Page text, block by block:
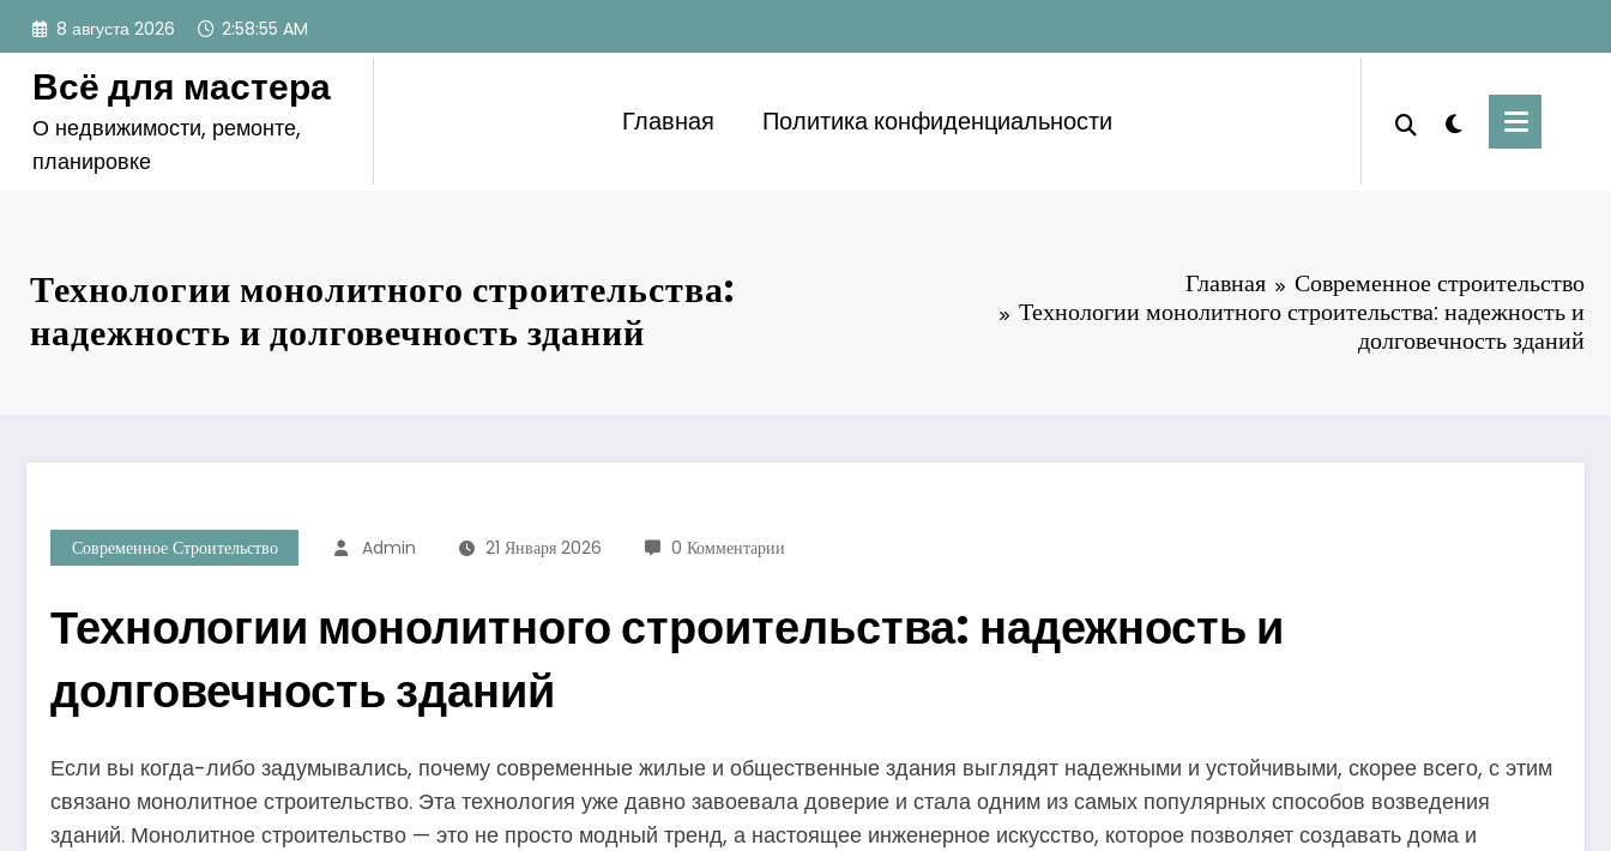
Перейти
содержимому
8 августа 2026 2:58:56 AM
Всё для мастера
О недвижимости, ремонте,
планировке
Главная Политика конфиденциальности
Технологии монолитного строительства:
надежность и долговечность зданий
Главная
Современное строительство
Технологии монолитного строительства: надежность и
долговечность зданий
Современное Строительство Admin 21 Января 2026 0 Комментарии
Технологии монолитного строительства: надежность и
долговечность зданий
Если вы когда-либо задумывались, почему современные жилые и общественные здания выглядят надежными и устойчивыми, скорее всего, с этим
связано монолитное строительство. Эта технология уже давно завоевала доверие и стала одним из самых популярных способов возведения
зданий. Монолитное строительство — это не просто модный тренд, а настоящее инженерное искусство, которое позволяет создавать дома и